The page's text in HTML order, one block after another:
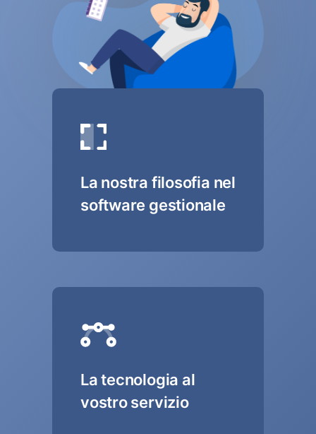
La nostra filosofia nel
software gestionale
La tecnologia al
vostro servizio